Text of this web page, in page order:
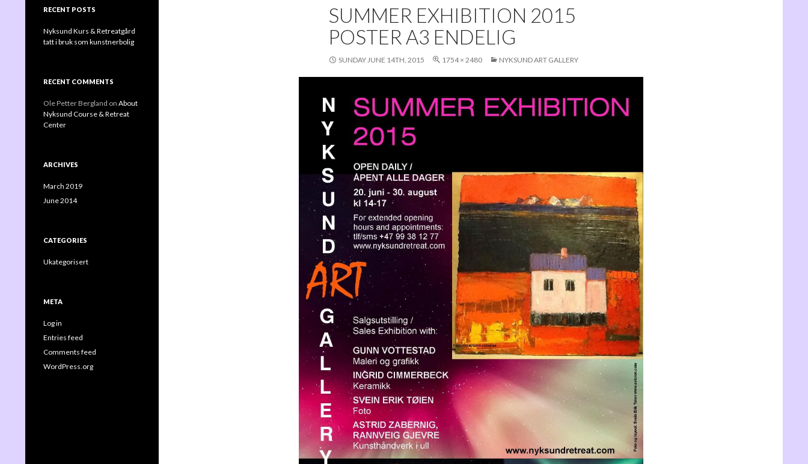
SUMMER EXHIBITION 2015
POSTER A3 ENDELIG
SUNDAY JUNE 14TH, 2015 1754 × 2480 NYKSUND ART GALLERY
CENTRE – a wonderful little gem
RECENT POSTS
Nyksund Kurs & Retreatgård
tatt i bruk som kunstnerbolig
RECENT COMMENTS
Ole Petter Bergland on About
Nyksund Course & Retreat
Center
ARCHIVES
March 2019
June 2014
CATEGORIES
Ukategorisert
META
Log in
Entries feed
Comments feed
WordPress.org